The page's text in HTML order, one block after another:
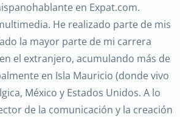
en Expat.com.
He realizado parte de mis
la mayor parte de mi carrera
el extranjero, acumulando más de
en Isla Mauricio (donde vivo
México y Estados Unidos. A lo
de la comunicación y la creación